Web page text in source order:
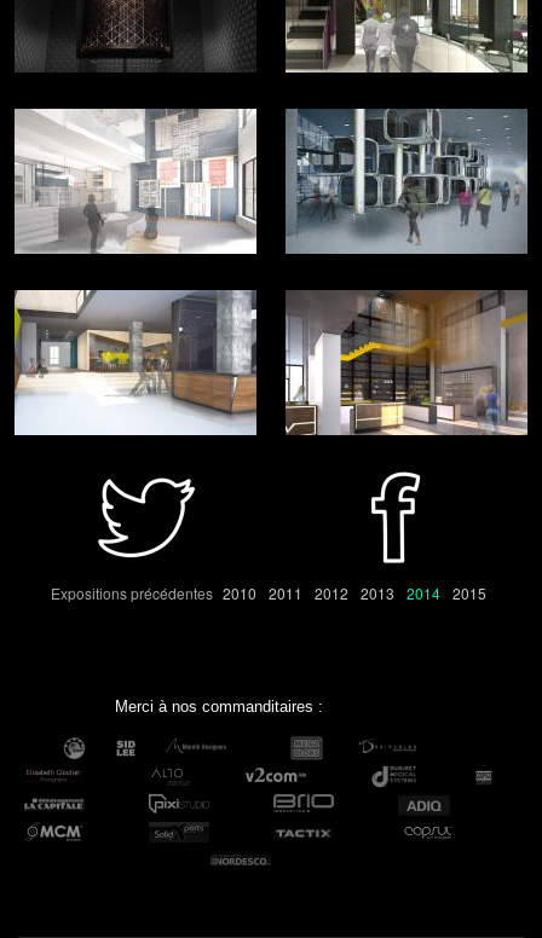
Expositions précédentes 2010 2011 2012 2013 2014 2015
Merci à nos commanditaires :